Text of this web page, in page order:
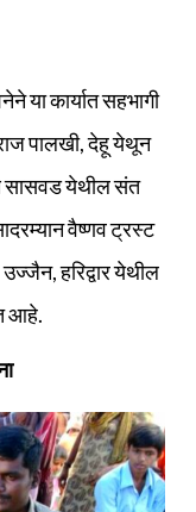
या कार्यात सहभागी
पालखी, देहू येथून
सासवड येथील संत
वैष्णव ट्रस्ट
हरिद्वार येथील
आहे.